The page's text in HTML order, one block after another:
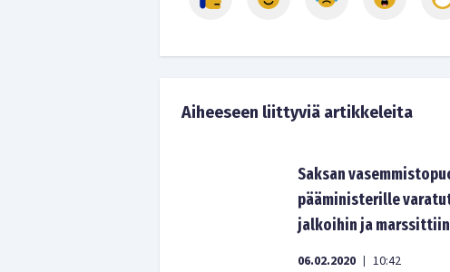
Aiheeseen liittyviä artikkeleita
Saksan
pääministerille
jalkoihin ja
06.02.2020 | 10:42